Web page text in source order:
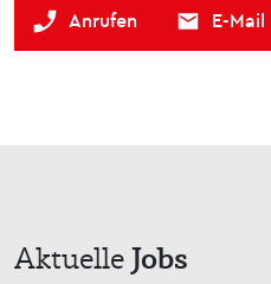
Anrufen E-Mail
AktuelleJobs